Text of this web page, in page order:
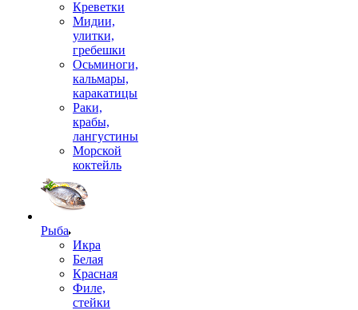
Креветки
Мидии,
улитки,
гребешки
Осьминоги,
кальмары,
каракатицы
Раки,
крабы,
лангустины
Морской
коктейль
Рыба
Икра
Белая
Красная
Филе,
стейки